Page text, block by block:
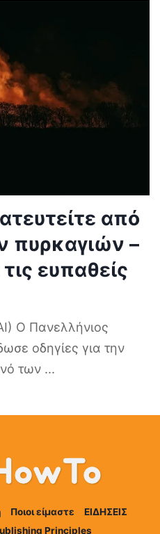
από
πυρκαγιών –
ευπαθείς
Ο Πανελλήνιος
οδηγίες για την
των ...
Ποιοι είμαστε
ΕΙΔΗΣΕΙΣ
Principles